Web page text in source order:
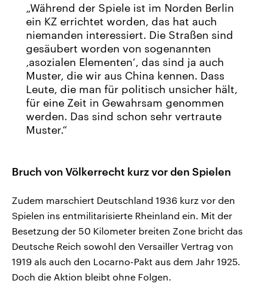
Während der Spiele ist im Norden Berlin
ein KZ errichtet worden, das hat auch
niemanden interessiert. Die Straßen sind
gesäubert worden von sogenannten
‚asozialen Elementen‘, das sind ja auch
Muster, die wir aus China kennen. Dass
Leute, die man für politisch unsicher hält,
für eine Zeit in Gewahrsam genommen
werden. Das sind schon sehr vertraute
Muster.
Bruch von Völkerrecht kurz vor den Spielen
Zudem marschiert Deutschland 1936 kurz vor den
Spielen ins entmilitarisierte Rheinland ein. Mit der
Besetzung der 50 Kilometer breiten Zone bricht das
Deutsche Reich sowohl den Versailler Vertrag von
1919 als auch den Locarno-Pakt aus dem Jahr 1925.
Doch die Aktion bleibt ohne Folgen.